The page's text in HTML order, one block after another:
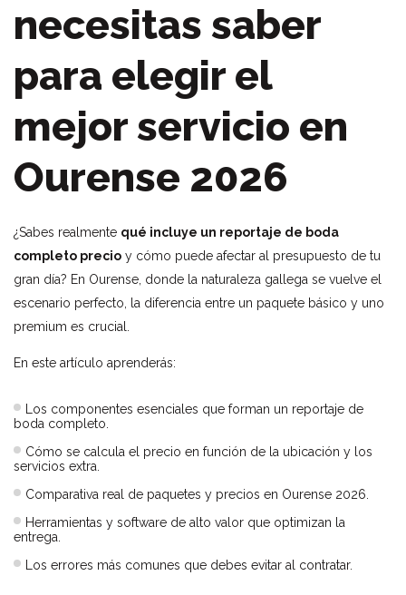
necesitas saber
para elegir el
mejor servicio en
Ourense 2026
¿Sabes realmente qué incluye un reportaje de boda
completo precio y cómo puede afectar al presupuesto de tu
gran día? En Ourense, donde la naturaleza gallega se vuelve el
escenario perfecto, la diferencia entre un paquete básico y uno
premium es crucial.
En este artículo aprenderás:
Los componentes esenciales que forman un reportaje de
boda completo.
Cómo se calcula el precio en función de la ubicación y los
servicios extra.
Comparativa real de paquetes y precios en Ourense 2026.
Herramientas y software de alto valor que optimizan la
entrega.
Los errores más comunes que debes evitar al contratar.